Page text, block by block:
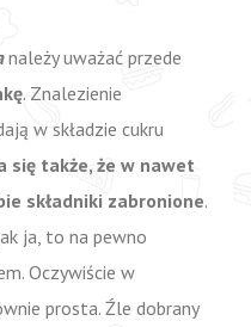
należy uważać przede
. Znalezienie
w składzie cukru
się także, że w nawet
składniki zabronione.
ja, to na pewno
Oczywiście w
prosta. Źle dobrany